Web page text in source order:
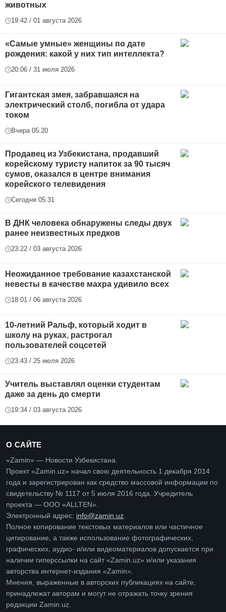
животных
19:42 / 01 августа 2026
«Самые умные» женщины по дате
рождения: какой у них тип интеллекта?
20:06 / 31 июля 2026
Гигантская змея, забравшаяся на
электрический столб, погибла от удара
током
Вчера 05:20
Продавец из Узбекистана, продавший
корейскому туристу напиток за 90 тысяч
сумов, оказался в центре внимания
корейского телевидения
Сегодня 05:31
В ДНК человека обнаружены следы двух
ранее неизвестных предков
23:22 / 03 августа 2026
Неожиданное требование казахстанской
невесты в качестве махра удивило всех
18:01 / 06 августа 2026
10-летний Ральф, который ходит в
школу на руках, растрогал
пользователей соцсетей
23:43 / 25 июля 2026
Учитель выставлял оценки студентам
даже за день до смерти
19:34 / 03 августа 2026
О САЙТЕ
«Zamin» — Новости Узбекистана.
Проект «Zamin.uz» начал свою деятельность 1 декабря 2014
года и зарегистрирован как средство массовой информации по
свидетельству № 1117 от 5 июля 2016 года. Учредитель
проекта — ООО «ALLTEN».
Электронный адрес: info@zamin.uz.
Полное копирование текстовых материалов или частичное
цитирование, а также использование фотографических,
графических, аудио- и/или видеоматериалов допускается при
наличии гиперссылки на сайт «Zamin.uz» и/или указания
авторства интернет-издания «Zamin».
Мнения, выраженные в авторских публикациях на сайте,
принадлежат авторам и могут не отражать точку зрения
редакции Zamin.uz.